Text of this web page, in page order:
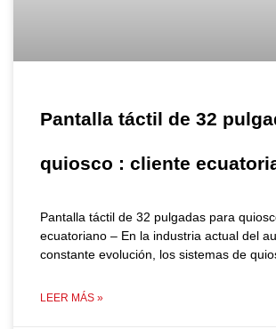
Pantalla táctil de 32
quiosco : cliente
Pantalla táctil de 32 pulgadas para
ecuatoriano – En la industria actual del
constante evolución, los sistemas de
LEER MÁS »